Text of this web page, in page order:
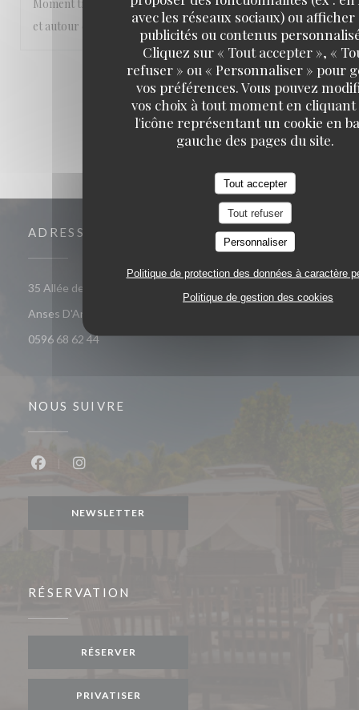
avec les réseaux sociaux) ou afficher
publicités ou contenus
Cliquez sur « Tout accepter », «
refuser » ou « Personnaliser » pour
vos préférences. Vous pouvez
vos choix à tout moment en
l'icône représentant un cookie en
gauche des pages du site.
Tout accepter
Tout refuser
Personnaliser
Politique de protection des données à caractère
Politique de gestion des cookies
Moment très agréable les pieds dans l’eau , abrité du soleil
et autour de bons plats
1 2 3
ADRESSE
35 Allée des Raisiniers, Quartier Grande Anse 97217 Les
Anses D'Arlet
0596 68 62 44
NOUS SUIVRE
NEWSLETTER
RÉSERVATION
RÉSERVER
PRIVATISER